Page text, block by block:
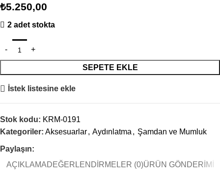
₺5.250,00
2 adet stokta
SEPETE EKLE
İstek listesine ekle
Stok kodu: KRM-0191
Kategoriler: Aksesuarlar, Aydınlatma , Şamdan ve Mumluk
Paylaşın:
AÇIKLAMADEĞERLENDIRMELER (0)ÜRÜN GÖNDERIMI